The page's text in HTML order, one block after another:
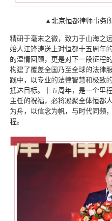
▲北京恒都律师事务
精研于毫末之微，致力于山海之
始人江锋涛送上对恒都十五周年
的温情回顾，更是对下一段征程
构建了覆盖全国乃至全球的法律
践中，以专业的法律智慧和极致
抵达目标。十五周年，是一个里
主任的祝福，必将凝聚全体恒都
为舟，以信念为帆，与时代同频
程。